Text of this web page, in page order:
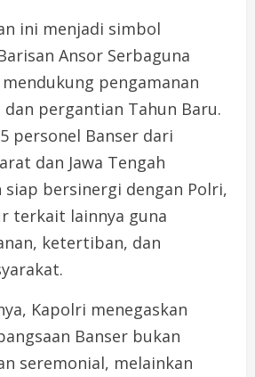
ini menjadi simbol
Ansor Serbaguna
pengamanan
dan pergantian Tahun Baru.
personel Banser dari
dan Jawa Tengah
siap bersinergi dengan Polri,
terkait lainnya guna
ketertiban, dan
Kapolri menegaskan
Banser bukan
seremonial, melainkan